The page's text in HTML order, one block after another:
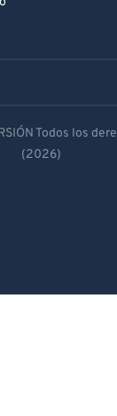
Español
Todos los
(2026)